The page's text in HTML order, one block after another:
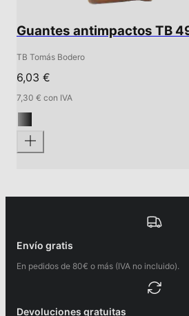
Guantes antimpactos TB
TB Tomás Bodero
6,03 €
7,30 € con IVA
Envío gratis
En pedidos de 80€ o más (IVA no incluido).
Devoluciones gratuitas